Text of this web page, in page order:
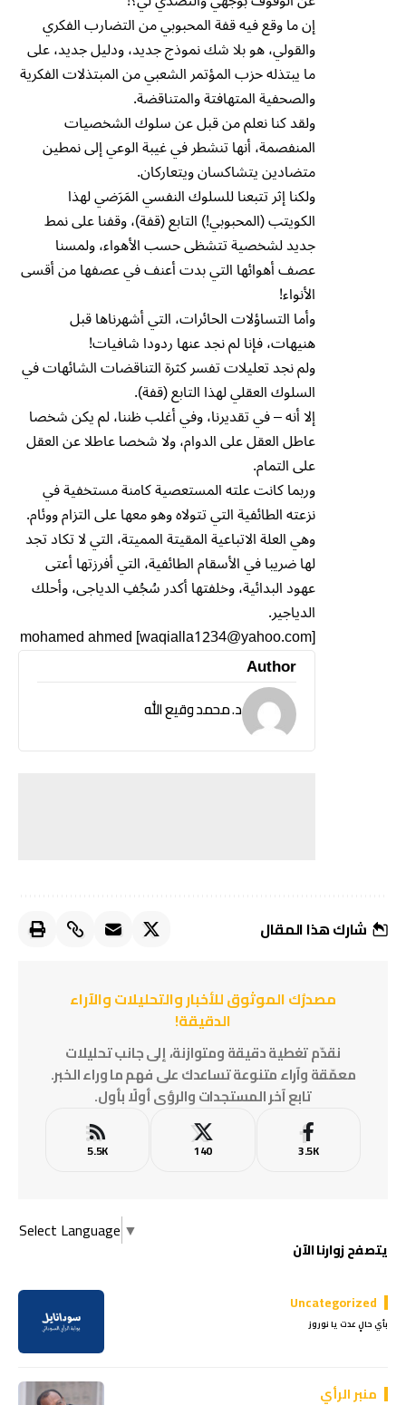
إن ما وقع فيه قفة المحبوبي من التضارب الفكري
والقولي، هو بلا شك نموذج جديد، ودليل جديد، على
ما يبتذله حزب المؤتمر الشعبي من المبتذلات الفكرية
والصحفية المتهافتة والمتناقضة.
ولقد كنا نعلم من قبل عن سلوك الشخصيات
المنفصمة، أنها تنشطر في غيبة الوعي إلى نمطين
متضادين يتشاكسان ويتعاركان.
ولكنا إثر تتبعنا للسلوك النفسي المَرَضي لهذا
الكويتب (المحبوبي!) التابع (قفة)، وقفنا على نمط
جديد لشخصية تتشظى حسب الأهواء، ولمسنا
عصف أهوائها التي بدت أعنف في عصفها من أقسى
الأنواء!
وأما التساؤلات الحائرات، التي أشهرناها قبل
هنيهات، فإنا لم نجد عنها ردودا شافيات!
ولم نجد تعليلات تفسر كثرة التناقضات الشائهات في
السلوك العقلي لهذا التابع (قفة).
إلا أنه – في تقديرنا، وفي أغلب ظننا، لم يكن شخصا
عاطل العقل على الدوام، ولا شخصا عاطلا عن العقل
على التمام.
وربما كانت علته المستعصية كامنة مستخفية في
نزعته الطائفية التي تتولاه وهو معها على التزام ووئام.
وهي العلة الاتباعية المقيتة المميتة، التي لا تكاد تجد
لها ضريبا في الأسقام الطائفية، التي أفرزتها أعتى
عهود البدائية، وخلفتها أكدر سُجُفِ الدياجى، وأحلك
الدياجير.
mohamed ahmed [waqialla1234@yahoo.com]
Author
د. محمد وقيع الله
شارك هذا المقال
مصدرُك الموثوق للأخبار والتحليلات والآراء
الدقيقة!
نقدّم تغطية دقيقة ومتوازنة، إلى جانب تحليلات
معمّقة وآراء متنوعة تساعدك على فهم ما وراء الخبر.
تابع آخر المستجدات والرؤى أولًا بأول.
3.5K
140
5.5K
Select Language ▼
يتصفح زوارنا الآن
Uncategorized
بأي حالٍ عدت يا نوروز
منبر الرأي